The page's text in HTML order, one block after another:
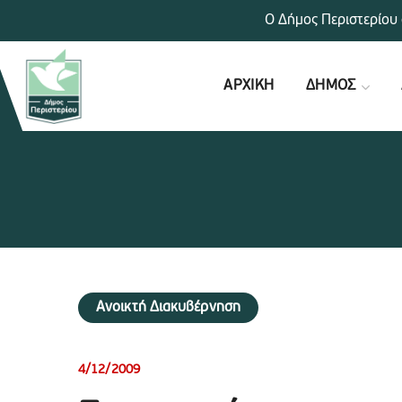
ΑΡΧΙΚΗ ΔΗΜΟΣ
Ανοικτή Διακυβέρνηση
4/12/2009
Ο Δήμος